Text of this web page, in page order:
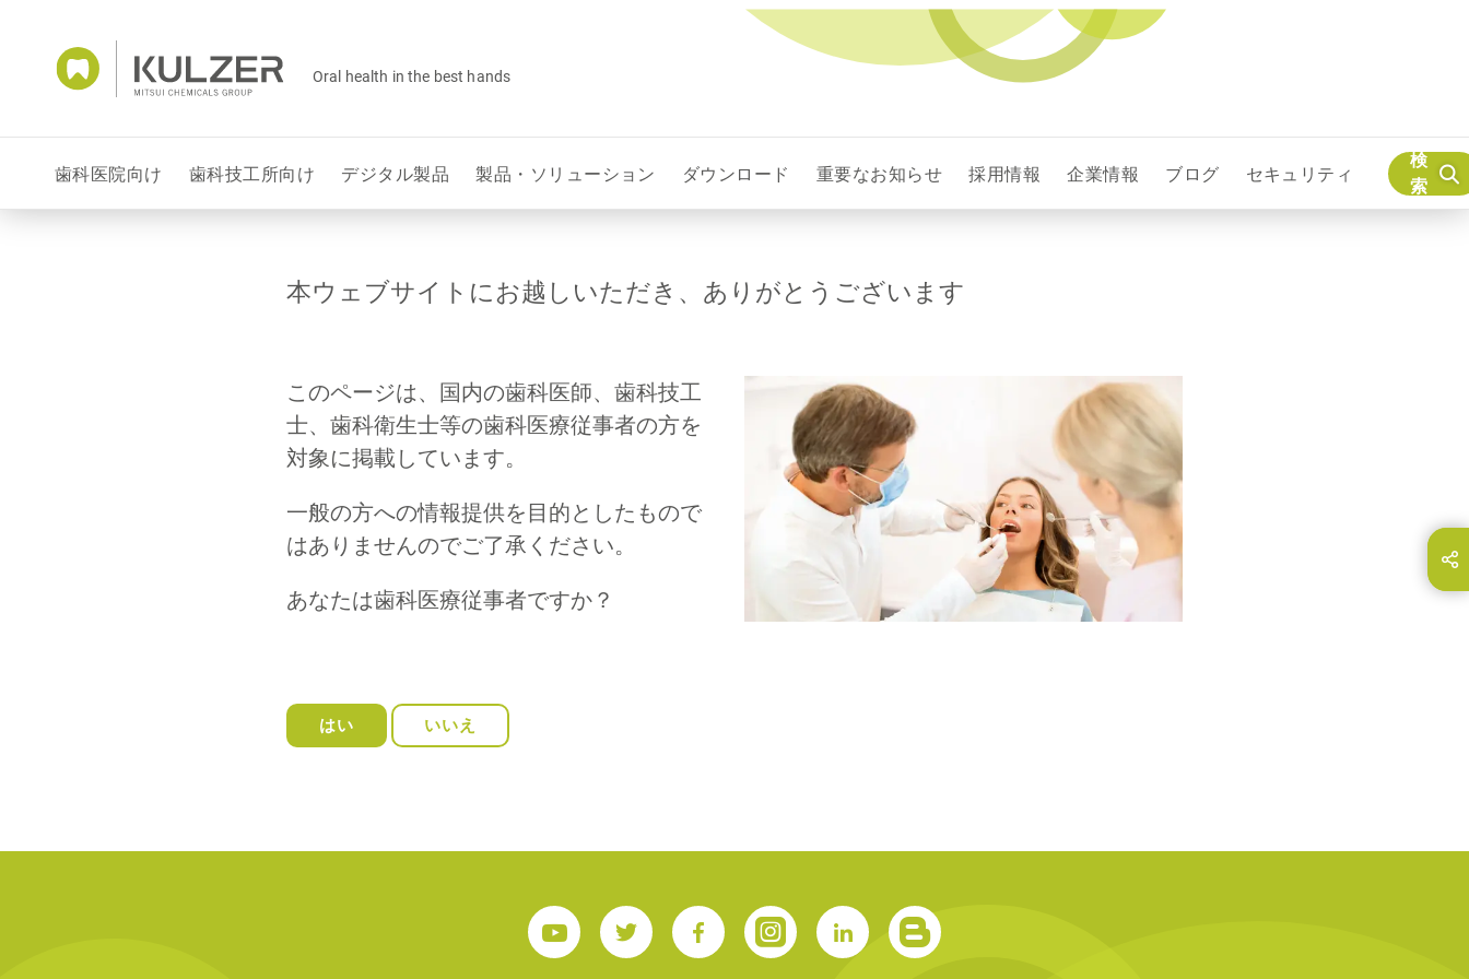
Oral health in the best hands
歯科医院向け 歯科技工所向け デジタル製品 製品・ソリューション ダウンロード 重要なお知らせ 採用情報 企業情報 ブログ セキュリティ
検
索
Share this page on...
本ウェブサイトにお越しいただき、ありがとうございます
このページは、国内の歯科医師、歯科技工
士、歯科衛生士等の歯科医療従事者の方を
対象に掲載しています。
一般の方への情報提供を目的としたもので
はありませんのでご了承ください。
あなたは歯科医療従事者ですか？